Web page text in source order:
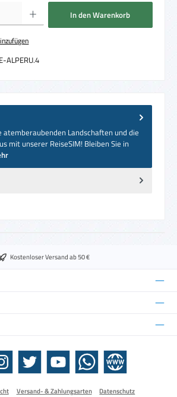
gewünschten Wert ein oder benutze die Schaltflächen um
In den Warenkorb
ALPERU.4
atemberaubenden Landschaften und die
mit unserer ReiseSIM! Bleiben Sie in
Kostenloser Versand ab 50 €
Twitter YouTube WhatsApp Website
Versand- & Zahlungsarten
Datenschutz